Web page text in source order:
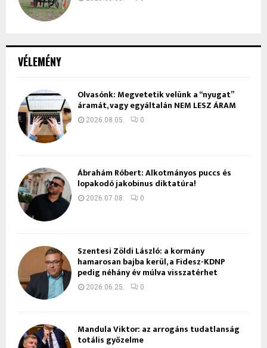
VÉLEMÉNY
Olvasónk: Megvetetik velünk a “nyugat”
áramát, vagy egyáltalán NEM LESZ ÁRAM
2026.08.05. 0
Ábrahám Róbert: Alkotmányos puccs és
lopakodó jakobinus diktatúra!
2026.07.08. 0
Szentesi Zöldi László: a kormány
hamarosan bajba kerül, a Fidesz-KDNP
pedig néhány év múlva visszatérhet
2026.06.25. 0
Mandula Viktor: az arrogáns tudatlanság
totális győzelme